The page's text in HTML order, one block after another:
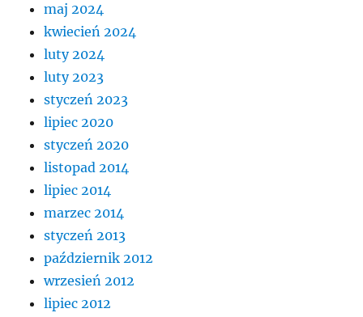
maj 2024
kwiecień 2024
luty 2024
luty 2023
styczeń 2023
lipiec 2020
styczeń 2020
listopad 2014
lipiec 2014
marzec 2014
styczeń 2013
październik 2012
wrzesień 2012
lipiec 2012